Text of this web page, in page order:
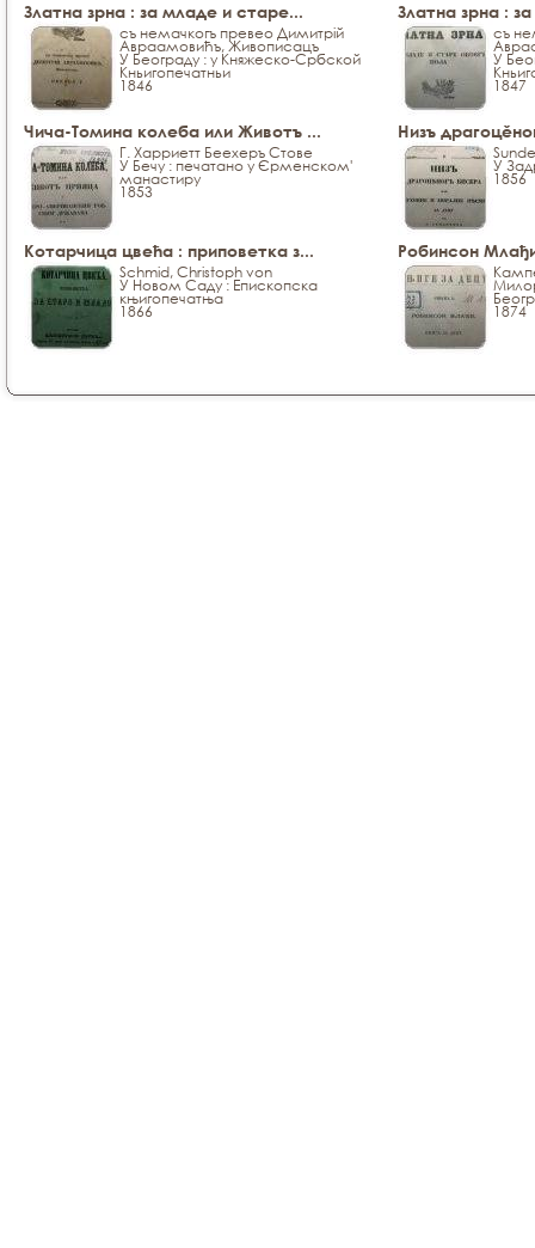
Златна зрна : за младе и старе...
съ немачкогъ превео Димитрій
Авраамовићъ, Живописацъ
У Београду : у Княжеско-Србской
Кньигопечатньи
1846
Златна зрна :
съ
У
1847
Чича-Томина колеба или Животъ ...
Г. Харриетт Беехеръ Стове
У Бечу : печатано у Єрменском'
манастиру
1853
Низъ
У
1856
Котарчица цвећа : приповетка з...
Schmid, Christoph von
У Новом Саду : Епископска
књигопечатња
1866
Робинсон
1874